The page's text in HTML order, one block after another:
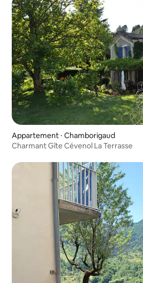
Appartement ⋅ Chamborigaud
Charmant Gîte Cévenol La Terrasse